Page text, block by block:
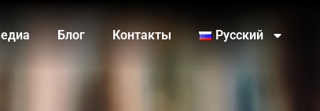
Блог Контакты Русский